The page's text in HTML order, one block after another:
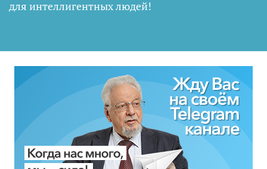
для интеллигентных людей!